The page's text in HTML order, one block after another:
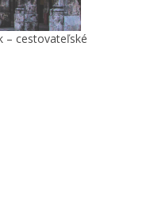
– cestovateľské